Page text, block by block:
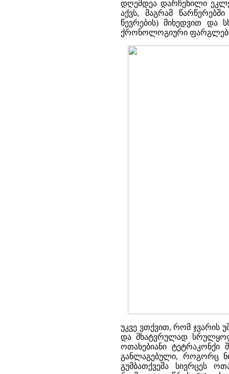
დღემდეა დარჩენილი
აქვს, მაგრამ
წევრების) მიხედვით და
ქრონოლოგიური
უკვე ვთქვით, რომ ჯვარის
და მხატვრულად
ოთახებიანი
განლაგებული, როგორც
გუმბათქვეშა სივრცეს